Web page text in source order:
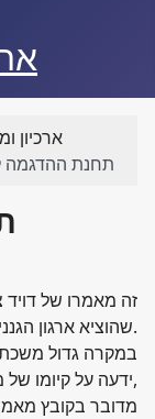
ארכיון
תחנת ההדגמה
זה מאמרו של דויד
שהוציא ארגון הגננים לכבוד עשור להקמתו.
במקרה גדול
ידעה על קיומו של מדף לספרי גן),
מדובר בקובץ